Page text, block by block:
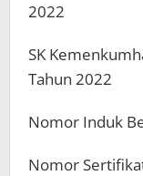
2022
SK
Tahun 2022
Nomor Induk
Nomor